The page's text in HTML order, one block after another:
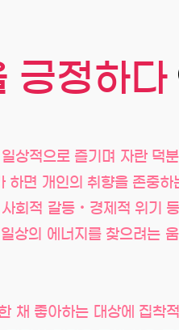
긍정하다
상적으로 즐기며 자란 덕
하면 개인의 취향을 존중
회적 갈등‧경제적 위기
상의 에너지를 찾으려는
채 좋아하는 대상에 집착